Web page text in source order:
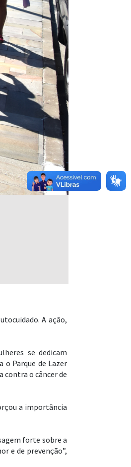
A ação,
se dedicam
o Parque de Lazer
contra o câncer de
a importância
forte sobre a
e de prevenção”,